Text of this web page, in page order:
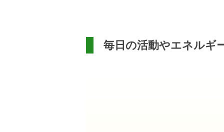
毎日の活動やエネルギ